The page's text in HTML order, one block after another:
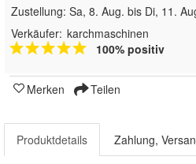
Zustellung: Sa, 8. Aug. bis Di, 11.
Verkäufer: karchmaschinen
100% positiv
Merken Teilen
Produktdetails Zahlung,